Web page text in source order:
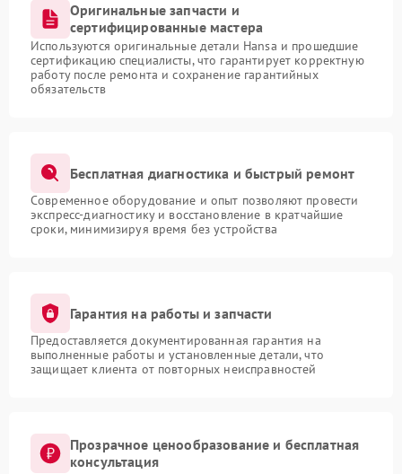
Оригинальные запчасти и
сертифицированные мастера
Используются оригинальные детали Hansa и прошедшие
сертификацию специалисты, что гарантирует корректную
работу после ремонта и сохранение гарантийных
обязательств
Бесплатная диагностика и быстрый ремонт
Современное оборудование и опыт позволяют провести
экспресс-диагностику и восстановление в кратчайшие
сроки, минимизируя время без устройства
Гарантия на работы и запчасти
Предоставляется документированная гарантия на
выполненные работы и установленные детали, что
защищает клиента от повторных неисправностей
Прозрачное ценообразование и бесплатная
консультация